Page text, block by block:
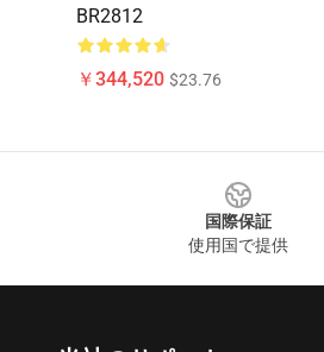
BR2812
￥344,520 $23.76
国際保証
使用国で提供